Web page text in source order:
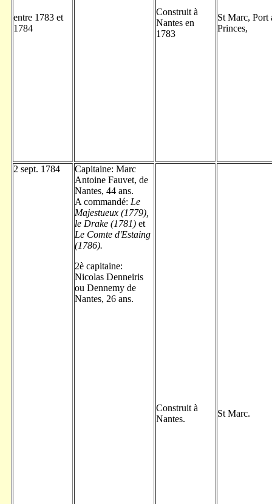
entre 1783 et
1784
Construit à
Nantes en
1783
St Marc, Port
Princes,
2 sept. 1784
Capitaine: Marc
Antoine Fauvet, de
Nantes, 44 ans.
A commandé: Le
Majestueux (1779),
le Drake (1781) et
Le Comte d'Estaing
(1786).
2è capitaine:
Nicolas Denneiris
ou Dennemy de
Nantes, 26 ans.
Construit à
Nantes.
St Marc.